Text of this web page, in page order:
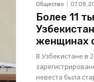
Общество
Более 11
женщинах
В Узбекистане в
невеста была